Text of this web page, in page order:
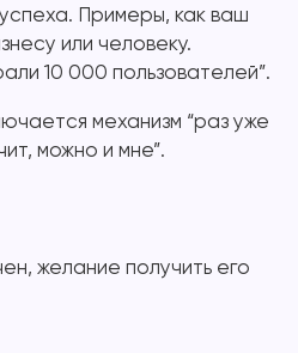
Примеры, как ваш
или человеку.
10 000 пользователей”.
механизм “раз уже
можно и мне”.
желание получить его